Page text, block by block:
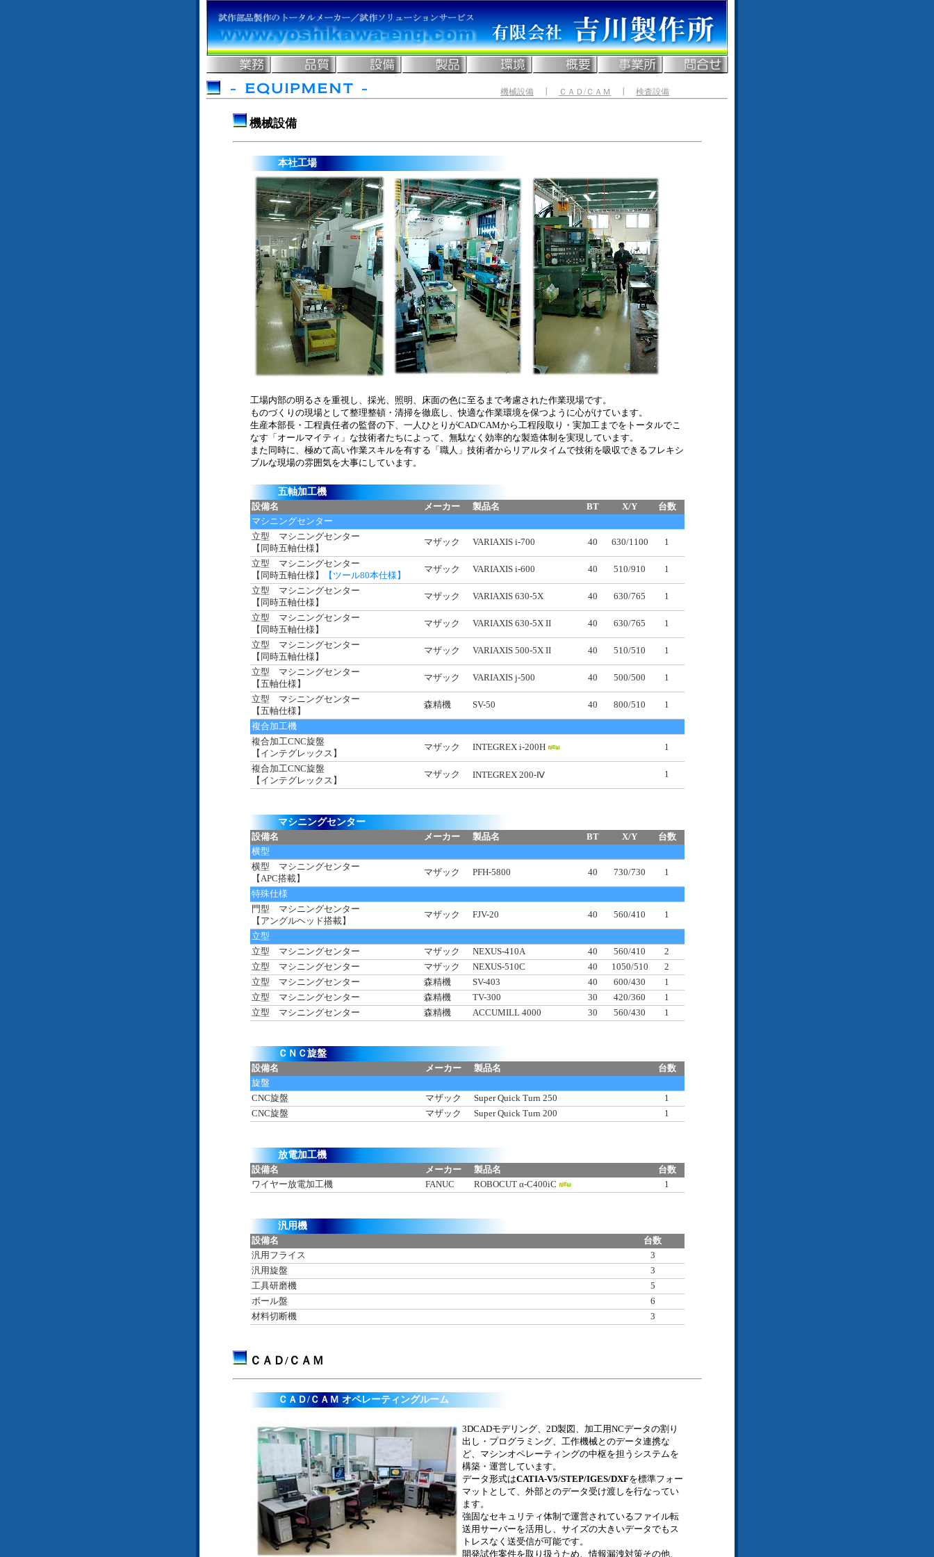
機械設備 ＣＡＤ/ＣＡＭ 検査設備
機械設備
本社工場
工場内部の明るさを重視し、採光、照明、床面の色に至るまで考慮された作業現場です。
ものづくりの現場として整理整頓・清掃を徹底し、快適な作業環境を保つように心がけています。
生産本部長・工程責任者の監督の下、一人ひとりがCAD/CAMから工程段取り・実加工までをトータルでこ
なす「オールマイティ」な技術者たちによって、無駄なく効率的な製造体制を実現しています。
また同時に、極めて高い作業スキルを有する「職人」技術者からリアルタイムで技術を吸収できるフレキシ
ブルな現場の雰囲気を大事にしています。
五軸加工機
設備名 メーカー 製品名 BT X/Y
台数
マシニングセンター
立型 マシニングセンター
【同時五軸仕様】
マザック VARIAXIS i-700 40 630/1100 1
立型 マシニングセンター
【同時五軸仕様】
【ツール80本仕様】
マザック VARIAXIS i-600 40 510/910 1
立型 マシニングセンター
【同時五軸仕様】
マザック VARIAXIS 630-5X 40 630/765 1
立型 マシニングセンター
【同時五軸仕様】
マザック VARIAXIS 630-5X II 40 630/765 1
立型 マシニングセンター
【同時五軸仕様】
マザック VARIAXIS 500-5X II 40 510/510 1
立型 マシニングセンター
【五軸仕様】
マザック VARIAXIS j-500 40 500/500 1
立型 マシニングセンター
【五軸仕様】
森精機 SV-50 40 800/510 1
複合加工機
複合加工CNC旋盤
【インテグレックス】
マザック INTEGREX i-200H 1
複合加工CNC旋盤
【インテグレックス】
マザック INTEGREX 200-Ⅳ 1
マシニングセンター
設備名 メーカー 製品名 BT X/Y
台数
横型
横型 マシニングセンター
【APC搭載】
マザック PFH-5800 40 730/730 1
特殊仕様
門型 マシニングセンター
【アングルヘッド搭載】
マザック FJV-20 40 560/410 1
立型
立型 マシニングセンター
マザック NEXUS-410A 40 560/410
2
立型 マシニングセンター
マザック NEXUS-510C 40 1050/510
2
立型 マシニングセンター
森精機 SV-403 40 600/430
1
立型 マシニングセンター
森精機 TV-300 30 420/360
1
立型 マシニングセンター
森精機 ACCUMILL 4000 30 560/430 1
ＣＮＣ旋盤
設備名 メーカー 製品名
台数
旋盤
CNC旋盤
マザック Super Quick Turn 250
1
CNC旋盤
マザック Super Quick Turn 200 1
放電加工機
設備名 メーカー 製品名
台数
ワイヤー放電加工機
FANUC ROBOCUT α-C400iC 1
汎用機
設備名
台数
汎用フライス
3
汎用旋盤
3
工具研磨機
5
ボール盤
6
材料切断機
3
ＣＡＤ/ＣＡＭ
ＣＡＤ/ＣＡＭ オペレーティングルーム
3DCADモデリング、2D製図、加工用NCデータの割り
出し・プログラミング、工作機械とのデータ連携な
ど、マシンオペレーティングの中枢を担うシステムを
構築・運営しています。
データ形式はCATIA-V5/STEP/IGES/DXFを標準フォー
マットとして、外部とのデータ受け渡しを行なってい
ます。
強固なセキュリティ体制で運営されているファイル転
送用サーバーを活用し、サイズの大きいデータでもス
トレスなく送受信が可能です。
開発試作案件を取り扱うため、情報漏洩対策その他、